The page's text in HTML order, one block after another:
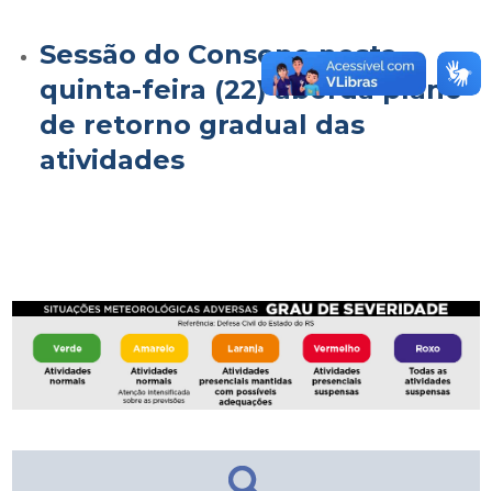
Sessão do Consepe nesta
quinta-feira (22) aborda plano
de retorno gradual das
atividades